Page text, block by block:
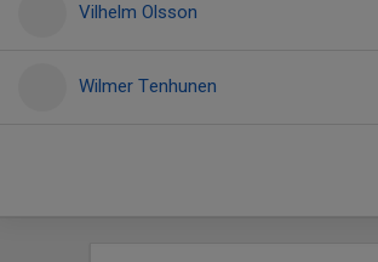
Vilhelm Olsson
Wilmer Tenhunen